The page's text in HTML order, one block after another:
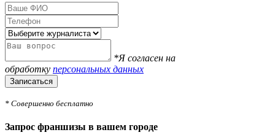
*Я согласен на
обработку персональных данных
Записаться
* Совершенно бесплатно
Запрос франшизы в вашем городе